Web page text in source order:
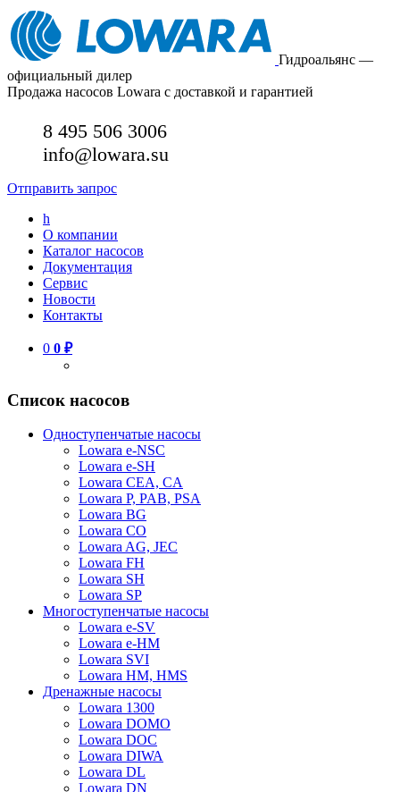
Гидроальянс —
официальный дилер
Продажа насосов Lowara с доставкой и гарантией
8 495 506 3006
info@lowara.su
Отправить запрос
h
О компании
Каталог насосов
Документация
Сервис
Новости
Контакты
0 0 ₽
Список насосов
Одноступенчатые насосы
Lowara e-NSC
Lowara e-SH
Lowara CEA, CA
Lowara P, PAB, PSA
Lowara BG
Lowara CO
Lowara AG, JEC
Lowara FH
Lowara SH
Lowara SP
Многоступенчатые насосы
Lowara e-SV
Lowara e-HM
Lowara SVI
Lowara HM, HMS
Дренажные насосы
Lowara 1300
Lowara DOMO
Lowara DOC
Lowara DIWA
Lowara DL
Lowara DN